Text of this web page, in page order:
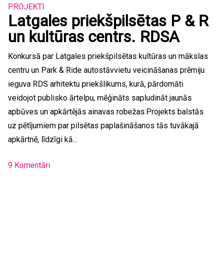
PROJEKTI
Latgales priekšpilsētas P & R
un kultūras centrs. RDSA
Konkursā par Latgales priekšpilsētas kultūras un mākslas
centru un Park & Ride autostāvvietu veicināšanas prēmiju
ieguva RDS arhitektu priekšlikums, kurā, pārdomāti
veidojot publisko ārtelpu, mēģināts sapludināt jaunās
apbūves un apkārtējās ainavas robežas.Projekts balstās
uz pētījumiem par pilsētas paplašināšanos tās tuvākajā
apkārtnē, līdzīgi kā...
9 Komentāri